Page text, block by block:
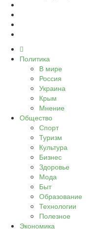
Политика
В мире
Россия
Украина
Крым
Мнение
Общество
Спорт
Туризм
Культура
Бизнес
Здоровье
Мода
Быт
Образование
Технологии
Полезное
Экономика